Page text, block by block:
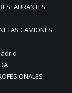
CAMIONES